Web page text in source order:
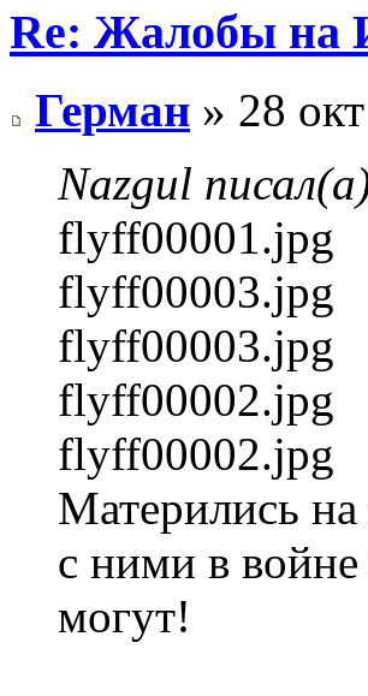
Re: Жалобы на
Герман » 28
Nazgul
flyff00001.jpg
flyff00003.jpg
flyff00003.jpg
flyff00002.jpg
flyff00002.jpg
Матерились на
с ними в
могут!